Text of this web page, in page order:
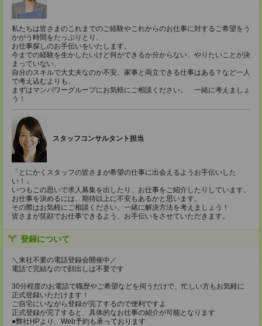
私たちは皆さまのこれまでのご経験やこれからのお仕事に対するご希望をう
かがう時間をたっぷりとり、
お仕事探しのお手伝いをいたします。
今までの経験を生かしたいけど何ができるか分からない、やりたいことが決
まっていない、
自分のスキルで大丈夫なのか不安、家事と両立できる仕事はある？など一人
で考え込むよりも、
まずはマンパワーグループにお気軽にご相談ください。 一緒に考えましょ
う！
スタッフコンサルタント担当
「とにかくスタッフの皆さまが希望の仕事に出会えるようお手伝いした
い！」
いつもこの思いで求人募集を出したり、お仕事をご紹介したりしています。
お仕事を決めるには、期待以上に不安もあるかと思います。
その際はお気軽にご相談ください。一緒に解決方法を考えましょう！
皆さまが笑顔でお仕事できるよう、お手伝いをさせていただきます。
登録について
＼来社不要の電話登録会開催中／
電話で完結なので顔出しは不要です
30分程度のお電話で職歴やご希望などを伺うだけで、忙しい方もお気軽に
正式登録いただけます！
ご自宅にいながら登録が完了するので便利ですよ
正式登録が完了すると、具体的なお仕事の紹介が可能となります
●弊社HPより、Web予約も承っております